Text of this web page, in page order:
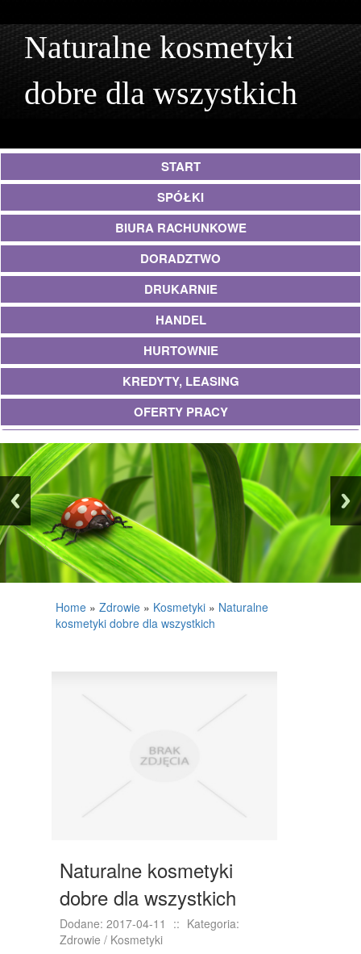
Naturalne kosmetyki
dobre dla wszystkich
START
SPÓŁKI
BIURA RACHUNKOWE
DORADZTWO
DRUKARNIE
HANDEL
HURTOWNIE
KREDYTY, LEASING
OFERTY PRACY
UBEZPIECZENIA
EKOLOGIA
BANKI, PRZELEWY, WALUTY, KANTORY
WYKOŃCZENIA
PROJEKTOWANIE
MATERIAŁY BUDOWLANE
NIERUCHOMOŚCI, DZIAŁKI
KURSY JĘZYKOWE
KURSY I SZKOLENIA
TŁUMACZENIA
Home » Zdrowie » Kosmetyki » Naturalne
kosmetyki dobre dla wszystkich
Naturalne kosmetyki
dobre dla wszystkich
Dodane: 2017-04-11 :: Kategoria:
Zdrowie / Kosmetyki